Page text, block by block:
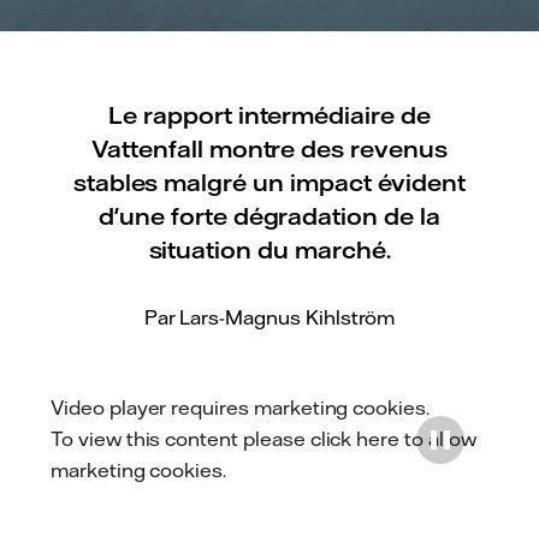
Le rapport intermédiaire de
Vattenfall montre des revenus
stables malgré un impact évident
d'une forte dégradation de la
situation du marché.
Par Lars-Magnus Kihlström
Video player requires marketing cookies.
To view this content please click here to allow
marketing cookies.